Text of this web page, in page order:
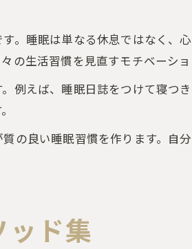
。睡眠は単なる休息ではなく、
生活習慣を見直すモチベーショ
例えば、睡眠日誌をつけて寝つ
の良い睡眠習慣を作ります。自
ド集